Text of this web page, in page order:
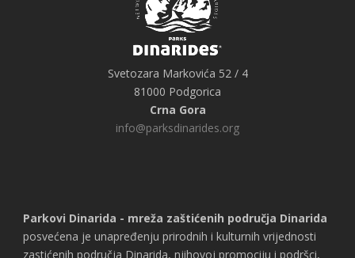
Svetozara Markovića 52 / 4
81000 Podgorica
Crna Gora
info@parksdinarides.org
Parkovi Dinarida - mreža zaštićenih područja Dinarida
posvećena je unapređenju prirodnih i kulturnih vrijednosti
zastićenih područja Dinarida, njihovoj promociju i podršci,